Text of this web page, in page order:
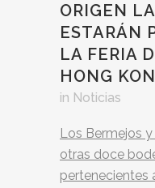
ORIGEN
ESTARÁN
LA FERIA
HONG
in Noticias
Los Bermejos
otras doce
pertenecientes